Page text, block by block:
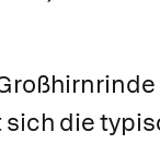
die